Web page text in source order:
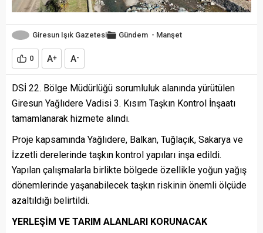
Giresun Işık Gazetesi Gündem - Manşet
0 A+ A-
DSİ 22. Bölge Müdürlüğü sorumluluk alanında yürütülen
Giresun Yağlıdere Vadisi 3. Kısım Taşkın Kontrol İnşaatı
tamamlanarak hizmete alındı.
Proje kapsamında Yağlıdere, Balkan, Tuğlaçık, Sakarya ve
İzzetli derelerinde taşkın kontrol yapıları inşa edildi.
Yapılan çalışmalarla birlikte bölgede özellikle yoğun yağış
dönemlerinde yaşanabilecek taşkın riskinin önemli ölçüde
azaltıldığı belirtildi.
YERLEŞİM VE TARIM ALANLARI KORUNACAK